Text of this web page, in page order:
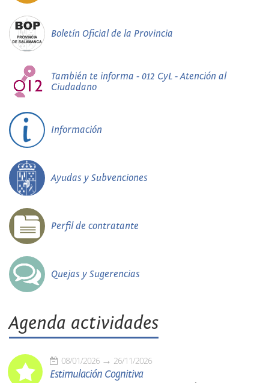
Boletín Oficial de la Provincia
También te informa - 012 CyL - Atención al
Ciudadano
Información
Ayudas y Subvenciones
Perfil de contratante
Quejas y Sugerencias
Agenda actividades
08/01/2026 26/11/2026
Estimulación Cognitiva